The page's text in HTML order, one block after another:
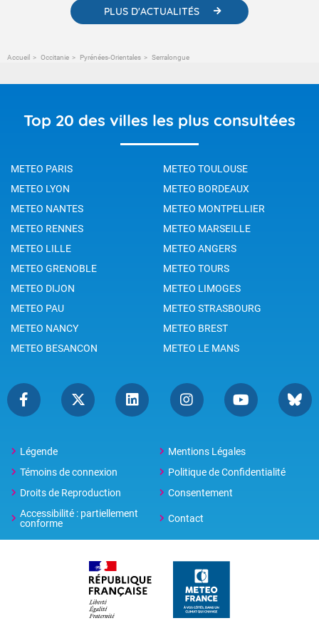
PLUS D'ACTUALITÉS
Accueil Occitanie Pyrénées-Orientales Serralongue
Top 20 des villes les plus consultées
METEO PARIS
METEO TOULOUSE
METEO LYON
METEO BORDEAUX
METEO NANTES
METEO MONTPELLIER
METEO RENNES
METEO MARSEILLE
METEO LILLE
METEO ANGERS
METEO GRENOBLE
METEO TOURS
METEO DIJON
METEO LIMOGES
METEO PAU
METEO STRASBOURG
METEO NANCY
METEO BREST
METEO BESANCON
METEO LE MANS
Légende
Mentions Légales
Témoins de connexion
Politique de Confidentialité
Droits de Reproduction
Consentement
Accessibilité : partiellement
conforme
Contact